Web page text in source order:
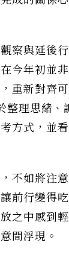
察與延後
今年初並
重新對齊
整理思緒、
方式，並
不如將注
前行變得
之中感到
間浮現。